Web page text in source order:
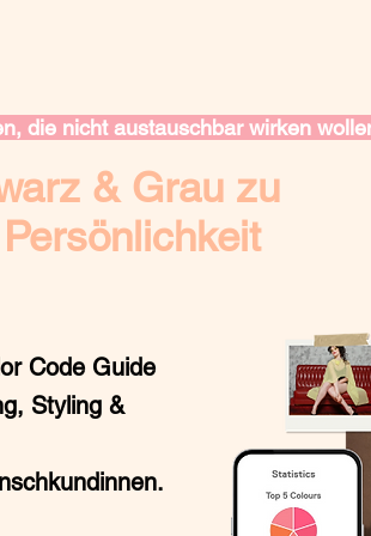
die nicht austauschbar wirken
& Grau zu
Code Guide
Styling &
.